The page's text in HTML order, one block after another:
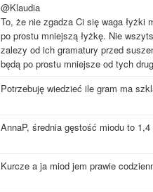
@Klaudia
To, że nie zgadza Ci się waga
po prostu mniejszą łyżkę. Nie
zalezy od ich gramatury przed
będą po prostu mniejsze od tych
Potrzebuję wiedzieć ile gram ma
AnnaP, średnia gęstość miodu to
Kurcze a ja miod jem prawie